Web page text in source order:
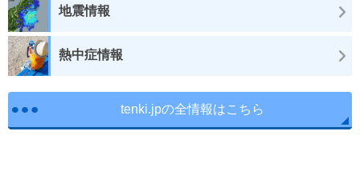
地震情報
熱中症情報
tenki.jpの全情報はこちら